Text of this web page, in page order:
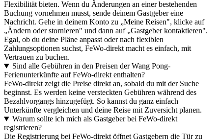
Flexibilität bieten. Wenn du Änderungen an einer bestehenden
Buchung vornehmen musst, sende deinem Gastgeber eine
Nachricht. Gehe in deinem Konto zu „Meine Reisen", klicke auf
„Ändern oder stornieren" und dann auf „Gastgeber kontaktieren".
Egal, ob du deine Pläne anpasst oder nach flexiblen
Zahlungsoptionen suchst, FeWo-direkt macht es einfach, mit
Vertrauen zu buchen.
Sind alle Gebühren in den Preisen der Wang Pong-
Ferienunterkünfte auf FeWo-direkt enthalten?
FeWo-direkt zeigt die Preise direkt an, sobald du mit der Suche
beginnst. Es werden keine versteckten Gebühren während des
Bezahlvorgangs hinzugefügt. So kannst du ganz einfach
Unterkünfte vergleichen und deine Reise mit Zuversicht planen.
Warum sollte ich mich als Gastgeber bei FeWo-direkt
registrieren?
Die Registrierung bei FeWo-direkt öffnet Gastgebern die Tür zu